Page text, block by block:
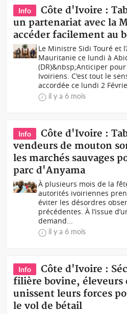
Info
Côte d'Ivoire :
un partenariat avec la
accéder facilement au
Le Ministre Sidi Touré et
Mauritanie ce lundi à
(DR)&nbsp;Anticiper
Ivoiriens. C'est tout le
accordée ce lundi 2
il y a 6 mois
Info
Côte d'Ivoire :
vendeurs de mouton
les marchés sauvages
parc d'Anyama
À plusieurs mois de la
autorités ivoiriennes
éviter les désordres
précédentes. À l’issue
demand...
il y a 6 mois
Info
Côte d'Ivoire :
filière bovine, éleveurs
unissent leurs forces
le vol de bétail